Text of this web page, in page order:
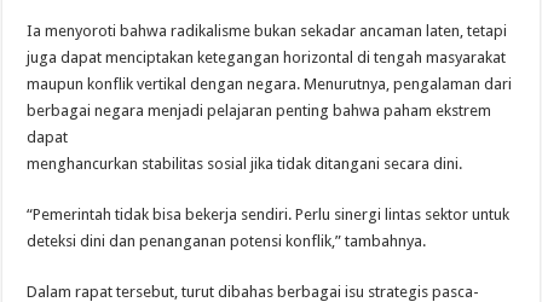
Ia menyoroti bahwa radikalisme bukan sekadar ancaman laten, tetapi
juga dapat menciptakan ketegangan horizontal di tengah masyarakat
maupun konflik vertikal dengan negara. Menurutnya, pengalaman dari
berbagai negara menjadi pelajaran penting bahwa paham ekstrem
dapat
menghancurkan stabilitas sosial jika tidak ditangani secara dini.
“Pemerintah tidak bisa bekerja sendiri. Perlu sinergi lintas sektor untuk
deteksi dini dan penanganan potensi konflik,” tambahnya.
Dalam rapat tersebut, turut dibahas berbagai isu strategis pasca-